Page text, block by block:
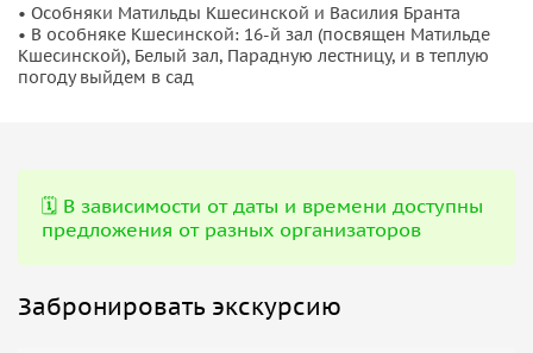
• Особняки Матильды Кшесинской и Василия Бранта
• В особняке Кшесинской: 16-й зал (посвящен Матильде
Кшесинской), Белый зал, Парадную лестницу, и в теплую
погоду выйдем в сад
🗓️ В зависимости от даты и времени доступны
предложения от разных организаторов
Забронировать экскурсию